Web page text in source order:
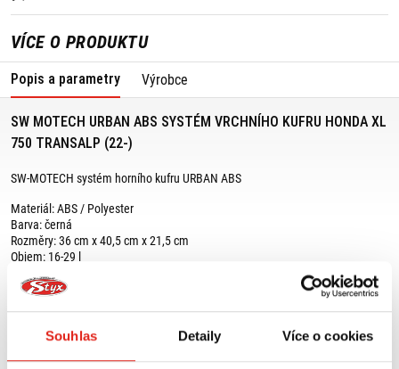
Souhlas Detaily Více o cookies
1 x ADVENTURE-RACK,
1 x horní kufr URBAN ABS,
1 x voděodolná vnitřní taška,
1 x zámek,
montážní materiál,
montážní návod.
VÍCE O PRODUKTU
Popis a parametry Výrobce
SW MOTECH URBAN ABS SYSTÉM VRCHNÍHO KUFRU HONDA XL
750 TRANSALP (22-)
SW-MOTECH systém horního kufru URBAN ABS
Materiál: ABS / Polyester
Barva: černá
Rozměry: 36 cm x 40,5 cm x 21,5 cm
Objem: 16-29 l
S touto sadou skládající se z horního kufru URBAN ABS a ADVENTURE-RACK /
STREET-RACK, SW-MOTECH nabízí elegantní a robustní řešení pro cesty s
tvarem. Více než 15 let zkušeností s výrobou nosičů v kombinaci s zpětnou